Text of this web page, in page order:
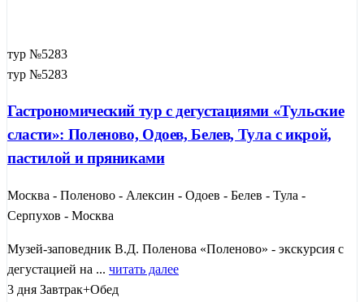
тур №5283
тур №5283
Гастрономический тур с дегустациями «Тульские
сласти»: Поленово, Одоев, Белев, Тула с икрой,
пастилой и пряниками
Москва - Поленово - Алексин - Одоев - Белев - Тула -
Серпухов - Москва
Музей-заповедник В.Д. Поленова «Поленово» - экскурсия с
дегустацией на ... читать далее
3 дня Завтрак+Обед